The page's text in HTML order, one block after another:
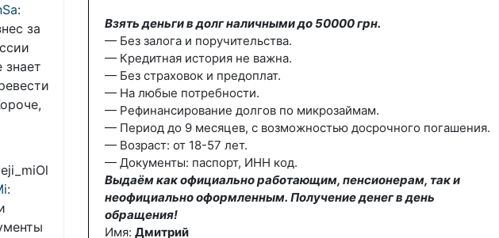
:
за
:
Взять деньги в долг наличными до 50000 грн.
— Без залога и поручительства.
— Кредитная история не важна.
— Без страховок и предоплат.
— На любые потребности.
— Рефинансирование долгов по микрозаймам.
— Период до 9 месяцев, с возможностью досрочного погашения.
— Возраст: от 18-57 лет.
— Документы: паспорт, ИНН код.
Выдаём как официально работающим, пенсионерам, так и
неофициально оформленным. Получение денег в день
обращения!
Имя: Дмитрий